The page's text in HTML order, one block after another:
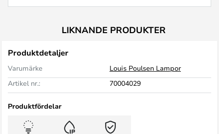
LIKNANDE PRODUKTER
Produktdetaljer
Varumärke
Louis Poulsen Lampor
Artikel nr.:
70004029
Produktfördelar